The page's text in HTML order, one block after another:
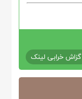
گزاش خرابی لینک